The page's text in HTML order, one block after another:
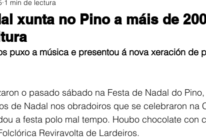
xunta no Pino a máis de
1 min de lectura
puxo a música e presentou á nova xeración de
o pasado sábado na Festa de Nadal do
de Nadal nos obradoiros que se celebraron na
a festa polo mal tempo. Houbo chocolate con
Reviravolta de Lardeiros.